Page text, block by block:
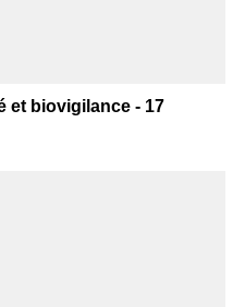
et biovigilance - 17